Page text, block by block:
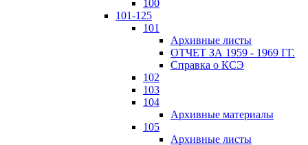
100
101-125
101
Архивные листы
ОТЧЕТ ЗА 1959 - 1969 ГГ.
Справка о КСЭ
102
103
104
Архивные материалы
105
Архивные листы